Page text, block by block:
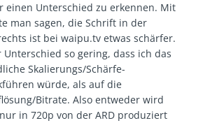
einen Unterschied zu erkennen. Mit
man sagen, die Schrift in der
ist bei waipu.tv etwas schärfer.
so gering, dass ich das
Skalierungs/Schärfe-
würde, als auf die
Bitrate. Also entweder wird
in 720p von der ARD produziert